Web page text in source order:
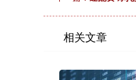
相关文章